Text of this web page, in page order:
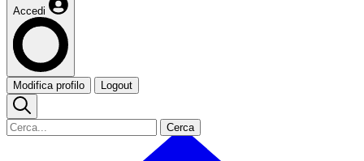
Accedi
Modifica profilo Logout
Cerca